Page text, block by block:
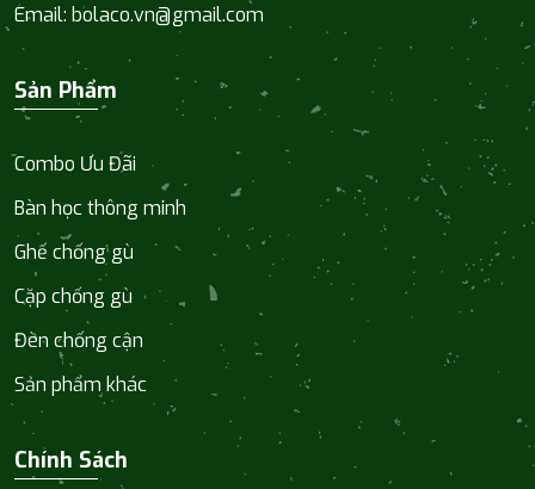
Email: bolaco.vn@gmail.com
Sản Phẩm
Combo Ưu Đãi
Bàn học thông minh
Ghế chống gù
Cặp chống gù
Đèn chống cận
Sản phẩm khác
Chính Sách